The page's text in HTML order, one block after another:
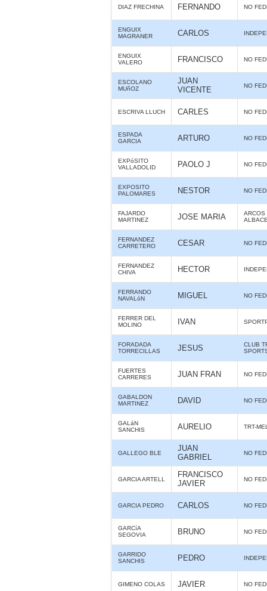
DIAZ FRECHINA FERNANDO NO
ENGUIX
MAGRANER
CARLOS
ENGUIX
VALERO
FRANCISCO NO
ESCOLANO
MUñOZ
JUAN
VICENTE
NO
ESCRIVA LLUCH CARLES NO
ESPADA
GARCIA
ARTURO NO
EXPóSITO
VALLADOLID
PAOLO J NO
EXPOSITO
PALOMARES
NESTOR NO
FAJARDO
MARTINEZ
JOSE MARIA
ARCOS
FERNANDEZ
CARRETERO
CESAR NO
FERNANDEZ
CHIVA
HECTOR
FERRANDO
NAVALóN
MIGUEL NO
FERRER DEL
MOLINO
IVAN
FORADADA
TORRECILLAS
JESUS
CLUB
FUERTES
CARRERES
JUAN FRAN NO
GABALDON
MARTINEZ
DAVID NO
GALáN
SANCHIS
AURELIO TRT-
GALLEGO BLE
JUAN
GABRIEL
NO
GARCIA ARTELL
FRANCISCO
JAVIER
NO
GARCIA PEDRO CARLOS NO
GARCíA
SEGOVIA
BRUNO NO
GARRIDO
SANCHIS
PEDRO
GIMENO COLAS JAVIER NO